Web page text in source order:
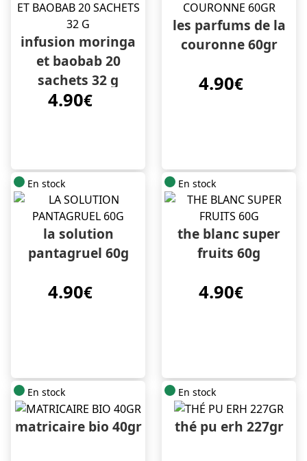
infusion moringa
et baobab 20
sachets 32 g
4.90€
les parfums de la
couronne 60gr
4.90€
En stock
la solution
pantagruel 60g
4.90€
En stock
the blanc super
fruits 60g
4.90€
En stock
matricaire bio 40gr
En stock
thé pu erh 227gr